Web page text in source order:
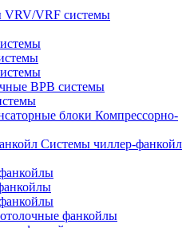
VRV/VRF системы
ВРВ системы
Компрессорно-
Системы чиллер-фанкойл
фанкойлы